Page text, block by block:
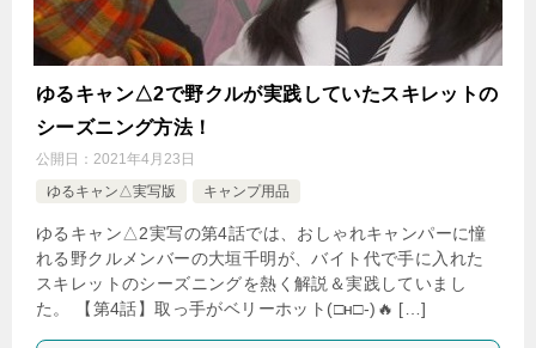
ゆるキャン△2で野クルが実践していたスキレットの
シーズニング方法！
公開日： 2021年4月23日
ゆるキャン△実写版
キャンプ用品
ゆるキャン△2実写の第4話では、おしゃれキャンパーに憧
れる野クルメンバーの大垣千明が、バイト代で手に入れた
スキレットのシーズニングを熱く解説＆実践していまし
た。 【第4話】取っ手がベリーホット(□н□-)🔥 […]